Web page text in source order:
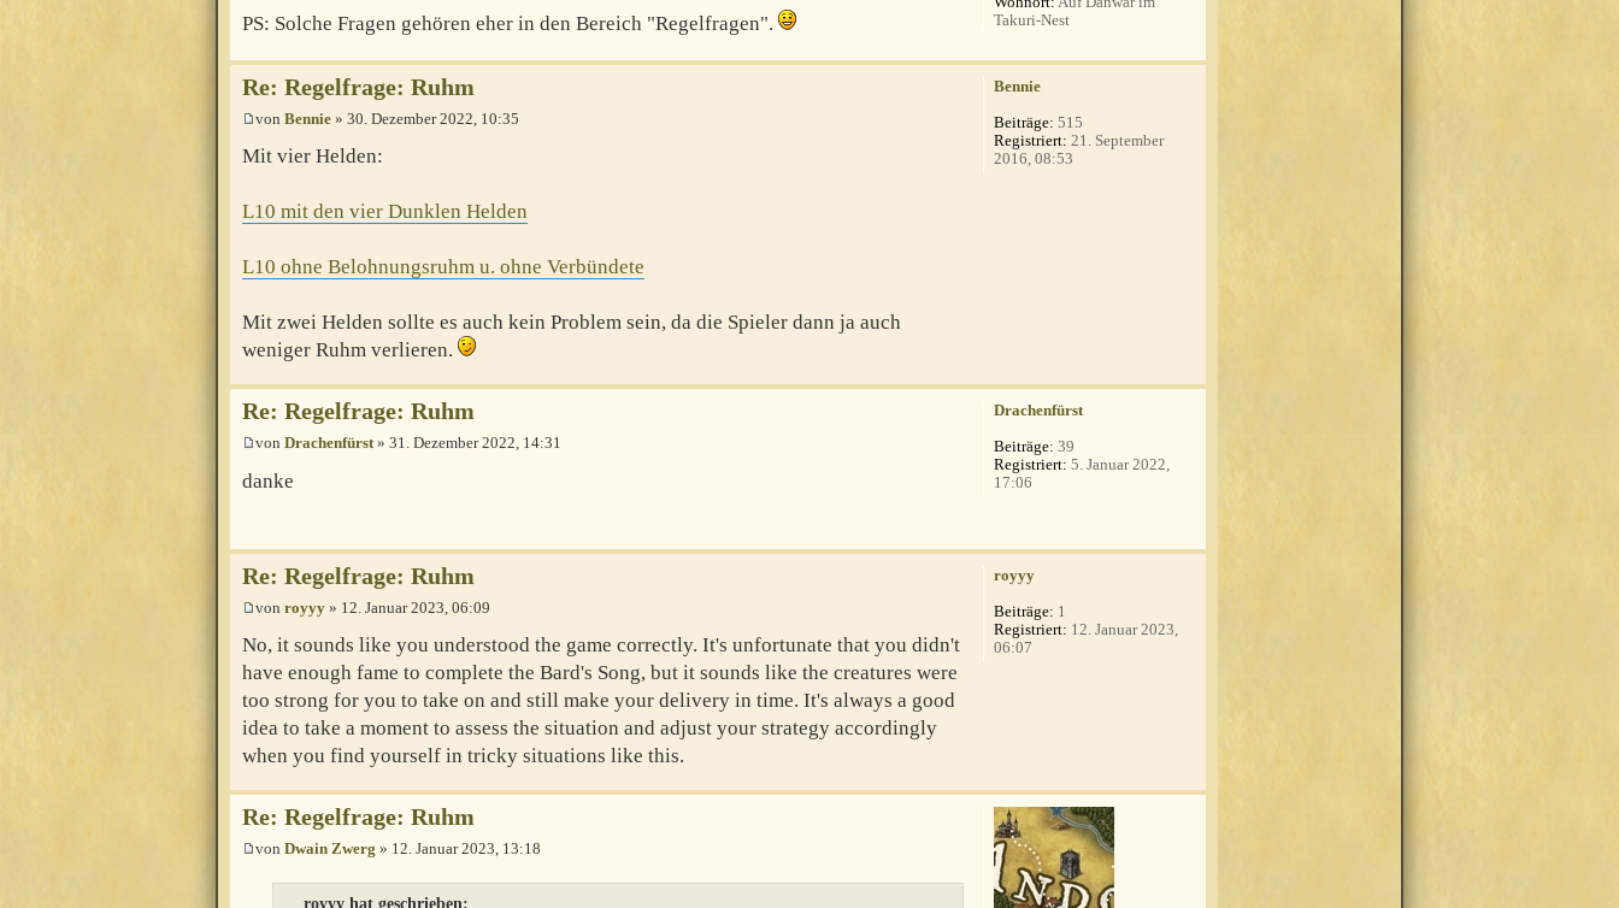
PS: Solche Fragen gehören eher in den Bereich "Regelfragen".
Takuri-Nest
Re: Regelfrage: Ruhm
von Bennie » 30. Dezember 2022, 10:35
Mit vier Helden:
L10 mit den vier Dunklen Helden
L10 ohne Belohnungsruhm u. ohne Verbündete
Mit zwei Helden sollte es auch kein Problem sein, da die Spieler dann ja auch
weniger Ruhm verlieren.
Bennie
Beiträge: 515
Registriert: 21. September
2016, 08:53
Re: Regelfrage: Ruhm
von Drachenfürst» 31. Dezember 2022, 14:31
danke
Drachenfürst
Beiträge: 39
Registriert: 5. Januar 2022,
17:06
Re: Regelfrage: Ruhm
von royyy » 12. Januar 2023, 06:09
No, it sounds like you understood the game correctly. It's unfortunate that you didn't
have enough fame to complete the Bard's Song, but it sounds like the creatures were
too strong for you to take on and still make your delivery in time. It's always a good
idea to take a moment to assess the situation and adjust your strategy accordingly
when you find yourself in tricky situations like this.
royyy
Beiträge: 1
Registriert: 12. Januar 2023,
06:07
Re: Regelfrage: Ruhm
von Dwain Zwerg » 12. Januar 2023, 13:18
royyy hat geschrieben: